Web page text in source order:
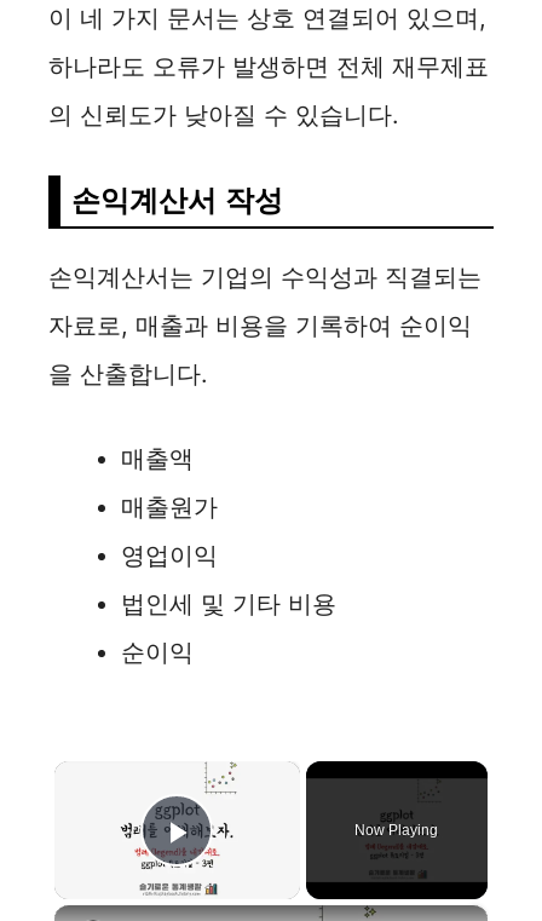
이 네 가지 문서는 상호 연결되어 있으며,
하나라도 오류가 발생하면 전체 재무제표
의 신뢰도가 낮아질 수 있습니다.
손익계산서 작성
손익계산서는 기업의 수익성과 직결되는
자료로, 매출과 비용을 기록하여 순이익
을 산출합니다.
매출액
매출원가
영업이익
법인세 및 기타 비용
순이익
×
Play Video
Now Playing
×